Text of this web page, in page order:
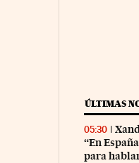
ÚLTIMAS
05:30
“En
para